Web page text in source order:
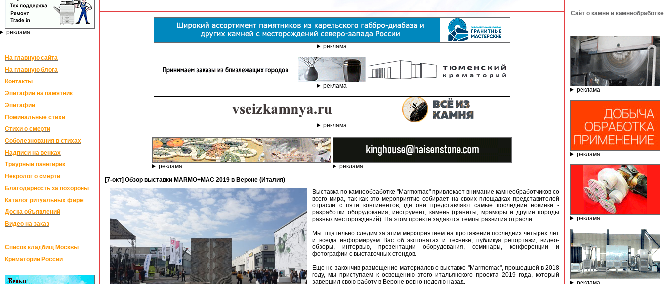
реклама
На главную сайта
На главную блога
Контакты
Эпитафии на памятник
Эпитафии
Поминальные стихи
Стихи о смерти
Соболезнования в стихах
Надписи на венках
Траурный панегирик
Некролог о смерти
Благодарность за похороны
Каталог ритуальных фирм
Доска объявлений
Видео на заказ
Список кладбищ Москвы
Крематории России
реклама
реклама
реклама
реклама
реклама
[7-окт] Обзор выставки MARMO+MAC 2019 в Вероне (Италия)
Выставка по камнеобработке "Marmomac" привлекает внимание камнеобработчиков со
всего мира, так как это мероприятие собирает на своих площадках представителей
отрасли с пяти континентов, где они представляют самые последние новинки -
разработки оборудования, инструмент, камень (граниты, мраморы и другие породы
разных месторождений). На этом проекте задаются темпы развития отрасли.
Мы тщательно следим за этим мероприятием на протяжении последних четырех лет
и всегда информируем Вас об экспонатах и технике, публикуя репортажи, видео-
обзоры, интервью, презентации оборудования, семинары, конференции и
фотографии с выставочных стендов.
Еще не закончив размещение материалов о выставке "Marmomac", прошедшей в 2018
году, мы приступаем к освещению этого итальянского проекта 2019 года, который
завершил свою работу в Вероне ровно неделю назад.
Сайт о камне и камнеобработке
реклама
реклама
реклама
реклама